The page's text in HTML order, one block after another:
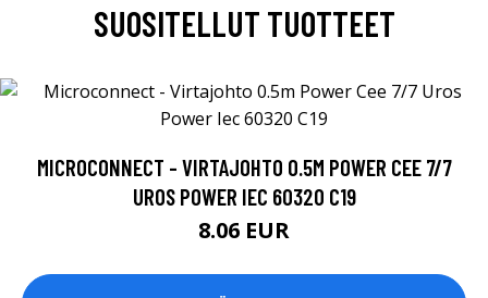
SUOSITELLUT TUOTTEET
MICROCONNECT - VIRTAJOHTO 0.5M POWER CEE 7/7
UROS POWER IEC 60320 C19
8.06 EUR